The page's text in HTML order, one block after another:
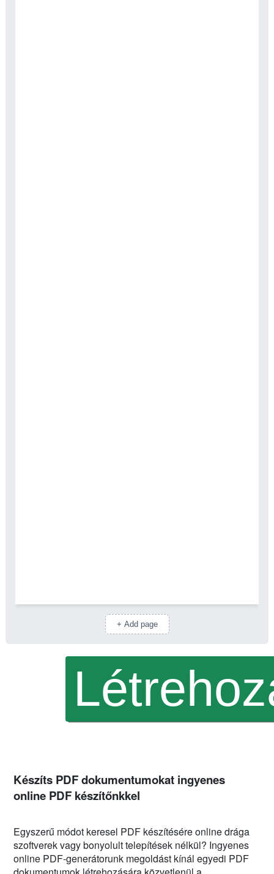
+ Add page
Készíts PDF dokumentumokat ingyenes
online PDF készítőnkkel
Egyszerű módot keresel PDF készítésére online drága
szoftverek vagy bonyolult telepítések nélkül? Ingyenes
online PDF-generátorunk megoldást kínál egyedi PDF